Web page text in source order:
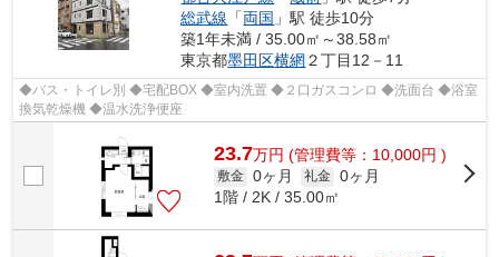
総武線 「両国 」駅 徒歩10分
築1年未満 / 35.00㎡～38.58㎡
東京都墨田区横網 ２丁目12－11
◆バス・トイレ別 ◆宅配BOX ◆室内洗置 ◆２口ガスコンロ ◆洗面台 ◆浴室
換気乾燥機 ◆温水洗浄便座
23.7万円 (管理費等：10,000円 )
敷金 0ヶ月 礼金 0ヶ月
1階 / 2K / 35.00㎡